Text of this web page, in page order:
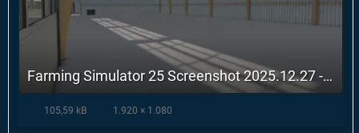
Farming Simulator 25 Screenshot 2025.12.27 - 10.53.46.88.webp
105,59 kB 1.920 × 1.080